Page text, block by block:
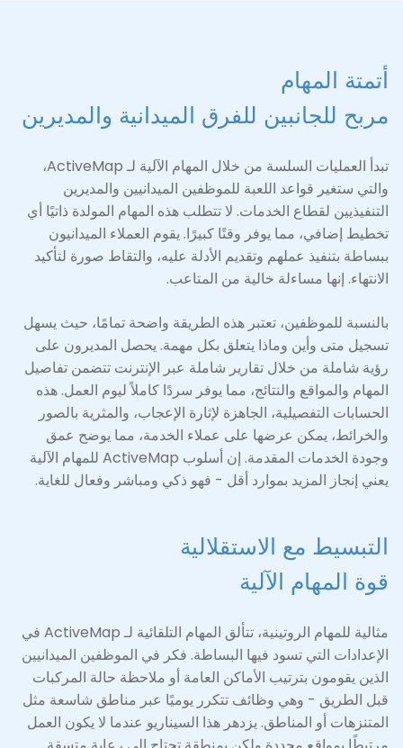
أتمتة المهام
مربح للجانبين للفرق الميدانية والمديرين
تبدأ العمليات السلسة من خلال المهام الآلية لـ ActiveMap،
والتي ستغير قواعد اللعبة للموظفين الميدانيين والمديرين
التنفيذيين لقطاع الخدمات. لا تتطلب هذه المهام المولدة ذاتيًا أي
تخطيط إضافي، مما يوفر وقتًا كبيرًا. يقوم العملاء الميدانيون
ببساطة بتنفيذ عملهم وتقديم الأدلة عليه، والتقاط صورة لتأكيد
الانتهاء. إنها مساءلة خالية من المتاعب.
بالنسبة للموظفين، تعتبر هذه الطريقة واضحة تمامًا، حيث يسهل
تسجيل متى وأين وماذا يتعلق بكل مهمة. يحصل المديرون على
رؤية شاملة من خلال تقارير شاملة عبر الإنترنت تتضمن تفاصيل
المهام والمواقع والنتائج، مما يوفر سردًا كاملاً ليوم العمل. هذه
الحسابات التفصيلية، الجاهزة لإثارة الإعجاب، والمثرية بالصور
والخرائط، يمكن عرضها على عملاء الخدمة، مما يوضح عمق
وجودة الخدمات المقدمة. إن أسلوب ActiveMap للمهام الآلية
يعني إنجاز المزيد بموارد أقل - فهو ذكي ومباشر وفعال للغاية.
التبسيط مع الاستقلالية
قوة المهام الآلية
مثالية للمهام الروتينية، تتألق المهام التلقائية لـ ActiveMap في
الإعدادات التي تسود فيها البساطة. فكر في الموظفين الميدانيين
الذين يقومون بترتيب الأماكن العامة أو ملاحظة حالة المركبات
قبل الطريق - وهي وظائف تتكرر يوميًا عبر مناطق شاسعة مثل
المتنزهات أو المناطق. يزدهر هذا السيناريو عندما لا يكون العمل